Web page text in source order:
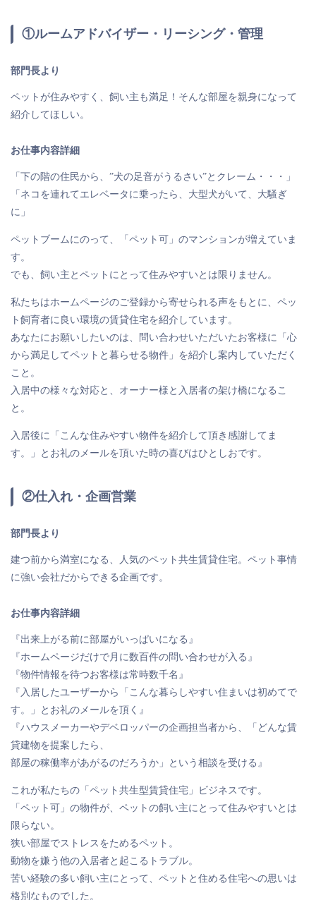
①ルームアドバイザー・リーシング・管理
部門長より
ペットが住みやすく、飼い主も満足！そんな部屋を親身になって
紹介してほしい。
お仕事内容詳細
「下の階の住民から、”犬の足音がうるさい”とクレーム・・・」
「ネコを連れてエレベータに乗ったら、大型犬がいて、大騒ぎ
に」
ペットブームにのって、「ペット可」のマンションが増えていま
す。
でも、飼い主とペットにとって住みやすいとは限りません。
私たちはホームページのご登録から寄せられる声をもとに、ペッ
ト飼育者に良い環境の賃貸住宅を紹介しています。
あなたにお願いしたいのは、問い合わせいただいたお客様に「心
から満足してペットと暮らせる物件」を紹介し案内していただく
こと。
入居中の様々な対応と、オーナー様と入居者の架け橋になるこ
と。
入居後に「こんな住みやすい物件を紹介して頂き感謝してま
す。」とお礼のメールを頂いた時の喜びはひとしおです。
②仕入れ・企画営業
部門長より
建つ前から満室になる、人気のペット共生賃貸住宅。ペット事情
に強い会社だからできる企画です。
お仕事内容詳細
『出来上がる前に部屋がいっぱいになる』
『ホームページだけで月に数百件の問い合わせが入る』
『物件情報を待つお客様は常時数千名』
『入居したユーザーから「こんな暮らしやすい住まいは初めてで
す。」とお礼のメールを頂く』
『ハウスメーカーやデベロッパーの企画担当者から、「どんな賃
貸建物を提案したら、
部屋の稼働率があがるのだろうか」という相談を受ける』
これが私たちの「ペット共生型賃貸住宅」ビジネスです。
「ペット可」の物件が、ペットの飼い主にとって住みやすいとは
限らない。
狭い部屋でストレスをためるペット。
動物を嫌う他の入居者と起こるトラブル。
苦い経験の多い飼い主にとって、ペットと住める住宅への思いは
格別なものでした。